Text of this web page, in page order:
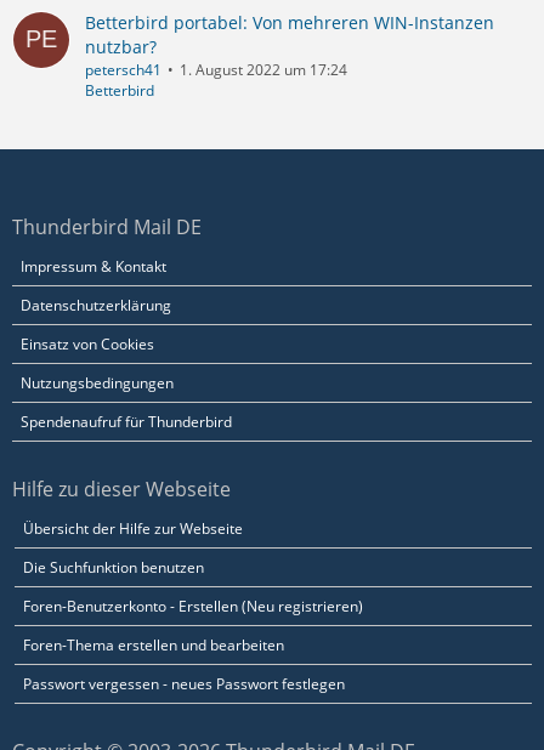
Betterbird portabel: Von mehreren WIN-Instanzen
nutzbar?
petersch41
1. August 2022 um 17:24
Betterbird
Thunderbird Mail DE
Impressum & Kontakt
Datenschutzerklärung
Einsatz von Cookies
Nutzungsbedingungen
Spendenaufruf für Thunderbird
Hilfe zu dieser Webseite
Übersicht der Hilfe zur Webseite
Die Suchfunktion benutzen
Foren-Benutzerkonto - Erstellen (Neu registrieren)
Foren-Thema erstellen und bearbeiten
Passwort vergessen - neues Passwort festlegen